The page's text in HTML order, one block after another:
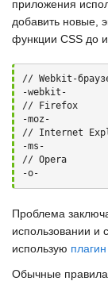
приложения
добавить новые,
функции CSS до
// Webkit-
-webkit-
// Firefox
-moz-
// Internet
-ms-
// Opera
-o-
Проблема
использовании и
использую
Обычные правила